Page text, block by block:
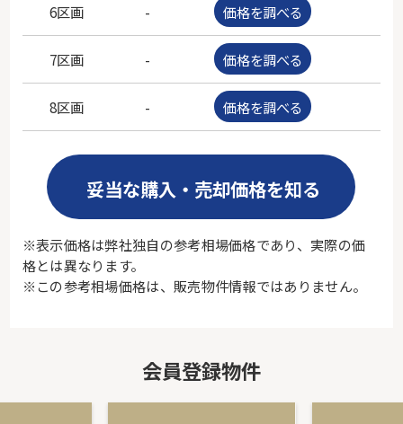
6区画 - 価格を調べる
7区画 - 価格を調べる
8区画 - 価格を調べる
妥当な購入・売却価格を知る
※表示価格は弊社独自の参考相場価格であり、実際の価
格とは異なります。
※この参考相場価格は、販売物件情報ではありません。
会員登録物件